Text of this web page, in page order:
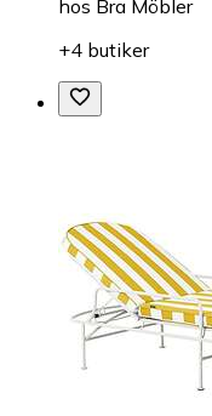
hos Bra Möbler
+4 butiker